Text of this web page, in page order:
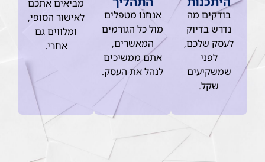
בודקים מה
נדרש בדיוק
לעסק שלכם,
לפני
שמשקיעים
שקל.
אנחנו מטפלים
מול כל הגורמים
המאשרים,
אתם ממשיכים
לנהל את העסק.
מביאים אתכם
לאישור הסופי,
ומלווים גם
אחרי.